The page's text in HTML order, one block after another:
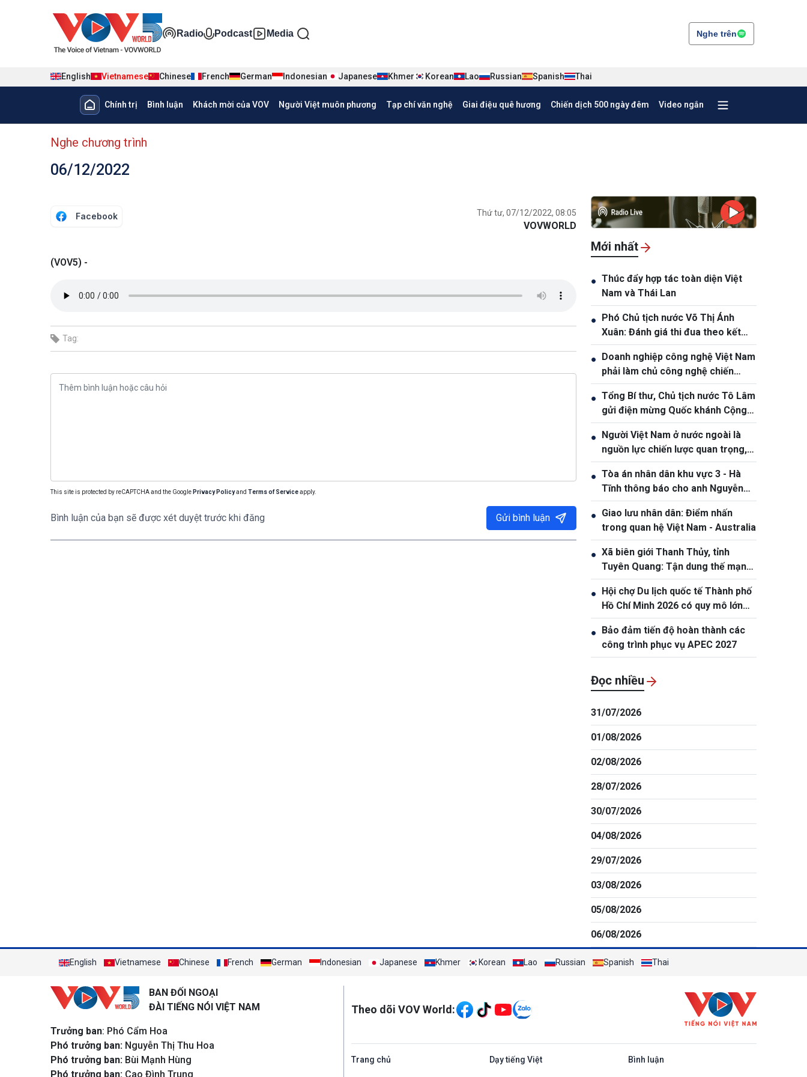
Đa phương tiện tiếng Việt
Radio Podcast Media Nghe trên
English Vietnamese Chinese French German Indonesian Japanese Khmer Korean Lao Russian Spanish Thai
Main navigation
Chính trị Bình luận Khách mời của VOV Người Việt muôn phương Tạp chí văn nghệ Giai điệu quê hương Chiến dịch 500 ngày đêm Video ngắn
menu phụ tiếng Việt
Nghe chương trình
06/12/2022
Facebook Thứ tư, 07/12/2022, 08:05
VOVWORLD
(VOV5) -
Tag:
This site is protected by reCAPTCHA and the Google Privacy Policyand Terms of Serviceapply.
Bình luận của bạn sẽ được xét duyệt trước khi đăng Gửi bình luận
Mới nhất
● Thúc đẩy hợp tác toàn diện Việt
Nam và Thái Lan
● Phó Chủ tịch nước Võ Thị Ánh
Xuân: Đánh giá thi đua theo kết
quả, sản phẩm và hiệu quả thực tế
● Doanh nghiệp công nghệ Việt Nam
phải làm chủ công nghệ chiến
lược, vươn ra thị trường quốc tế
● Tổng Bí thư, Chủ tịch nước Tô Lâm
gửi điện mừng Quốc khánh Cộng
hòa Bờ Biển Ngà
● Người Việt Nam ở nước ngoài là
nguồn lực chiến lược quan trọng,
góp phần nâng cao sức mạnh tổng
hợp quốc gia
● Tòa án nhân dân khu vực 3 - Hà
Tĩnh thông báo cho anh Nguyễn
Văn Đông
● Giao lưu nhân dân: Điểm nhấn
trong quan hệ Việt Nam - Australia
● Xã biên giới Thanh Thủy, tỉnh
Tuyên Quang: Tận dung thế mạnh
tự nhiên để nâng cao đời sống
nhân dân
● Hội chợ Du lịch quốc tế Thành phố
Hồ Chí Minh 2026 có quy mô lớn
nhất từ trước đến nay
● Bảo đảm tiến độ hoàn thành các
công trình phục vụ APEC 2027
Đọc nhiều
31/07/2026
01/08/2026
02/08/2026
28/07/2026
30/07/2026
04/08/2026
29/07/2026
03/08/2026
05/08/2026
06/08/2026
English Vietnamese Chinese French German Indonesian Japanese Khmer Korean Lao Russian Spanish Thai
BAN ĐỐI NGOẠI
ĐÀI TIẾNG NÓI VIỆT NAM
Trưởng ban: Phó Cẩm Hoa
Phó trưởng ban: Nguyễn Thị Thu Hoa
Phó trưởng ban: Bùi Mạnh Hùng
Phó trưởng ban: Cao Đình Trung
Theo dõi VOV World:
Trang chủ Dạy tiếng Việt Bình luận